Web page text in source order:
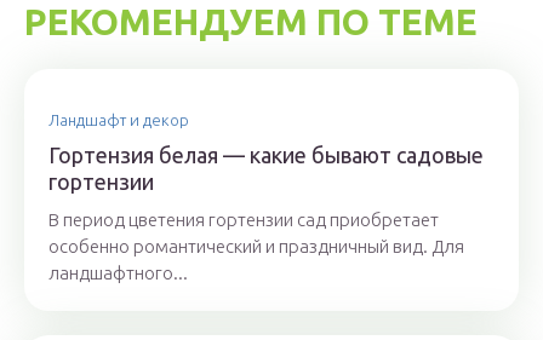
РЕКОМЕНДУЕМ ПО ТЕМЕ
Ландшафт и декор
Гортензия белая — какие бывают садовые
гортензии
В период цветения гортензии сад приобретает
особенно романтический и праздничный вид. Для
ландшафтного...